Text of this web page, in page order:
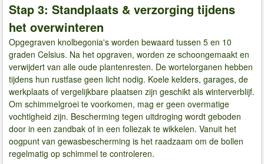
Stap 3: Standplaats & verzorging tijdens
het overwinteren
Opgegraven knolbegonia's worden bewaard tussen 5 en 10
graden Celsius. Na het opgraven, worden ze schoongemaakt en
verwijdert van alle oude plantenresten. De wortelorganen hebben
tijdens hun rustfase geen licht nodig. Koele kelders, garages, de
werkplaats of vergelijkbare plaatsen zijn geschikt als winterverblijf.
Om schimmelgroei te voorkomen, mag er geen overmatige
vochtigheid zijn. Bescherming tegen uitdroging wordt geboden
door in een zandbak of in een foliezak te wikkelen. Vanuit het
oogpunt van gewasbescherming is het raadzaam om de bollen
regelmatig op schimmel te controleren.